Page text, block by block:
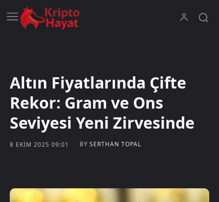
Altın Fiyatlarında Çifte
Rekor: Gram ve Ons
Seviyesi Yeni Zirvesinde
8 EKIM 2025 09:01 BY SERTHAN TOPAL